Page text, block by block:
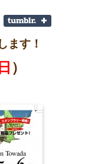
ます！
日 ）